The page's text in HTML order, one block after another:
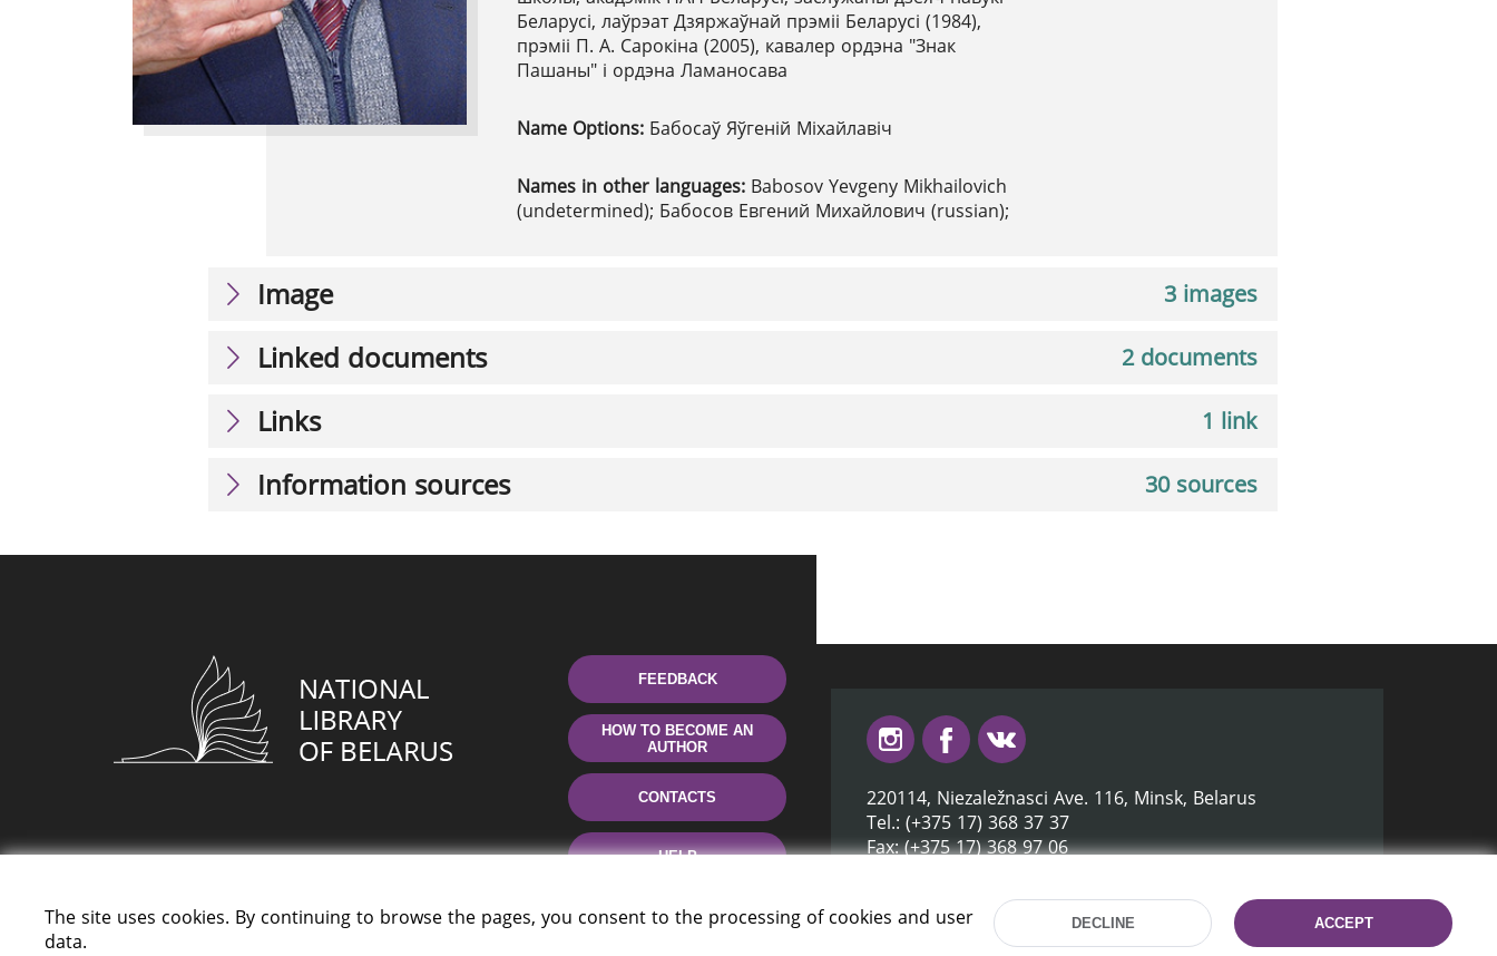
Беларусі, лаўрэат Дзяржаўнай прэміі Беларусі (1984),
прэміі П. А. Сарокіна (2005), кавалер ордэна "Знак
Пашаны" і ордэна Ламаносава
Name Options: Бабосаў Яўгеній Міхайлавіч
Names in other languages: Babosov Yevgeny Mikhailovich
(undetermined); Бабосов Евгений Михайлович (russian);
3 images
Image
2 documents
Linked documents
1 link
Links
30 sources
Information sources
FEEDBACK
HOW TO BECOME AN
AUTHOR
CONTACTS
HELP
220114, Niezaležnasci Ave. 116, Minsk, Belarus
Tel.: (+375 17) 368 37 37
Fax: (+375 17) 368 97 06
Site development:mrsoft.by
The site uses cookies. By continuing to browse the pages, you consent to the processing of cookies and user
data.
DECLINE ACCEPT